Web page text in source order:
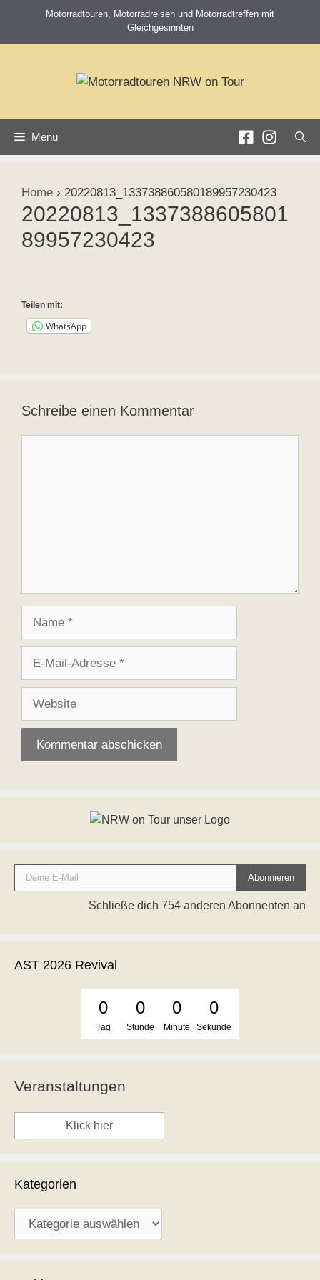
springen
Motorradtouren, Motorradreisen und Motorradtreffen mit
Gleichgesinnten
Menü
Home › 20220813_133738860580189957230423
20220813_1337388605801
89957230423
Teilen mit:
WhatsApp
Schreibe einen Kommentar
Adresse
Deine E-Mail
Abonnieren
Schließe dich 754 anderen Abonnenten an
AST 2026 Revival
0
Tag
0
Stunde
0
Minute
0
Sekunde
Veranstaltungen
Klick hier
Kategorien